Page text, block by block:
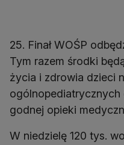
25. Finał WOŚP
Tym razem środki
życia i zdrowia dzieci
ogólnopediatrycznych
godnej opieki
W niedzielę 120 tys.